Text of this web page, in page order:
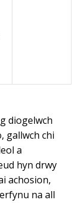
diogelwch
gallwch chi
a
hyn drwy
achosion,
na all